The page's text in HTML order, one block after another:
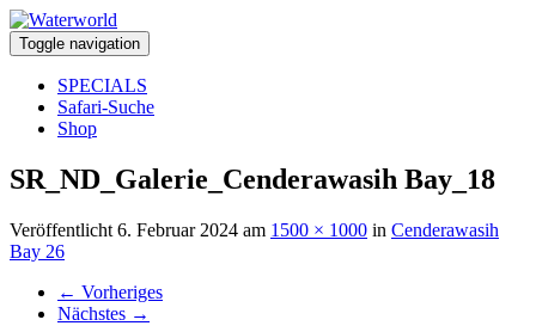
Toggle navigation
SPECIALS
Safari-Suche
Shop
SR_ND_Galerie_Cenderawasih Bay_18
Veröffentlicht 6. Februar 2024 am 1500 × 1000 in Cenderawasih
Bay 26
← Vorheriges
Nächstes →